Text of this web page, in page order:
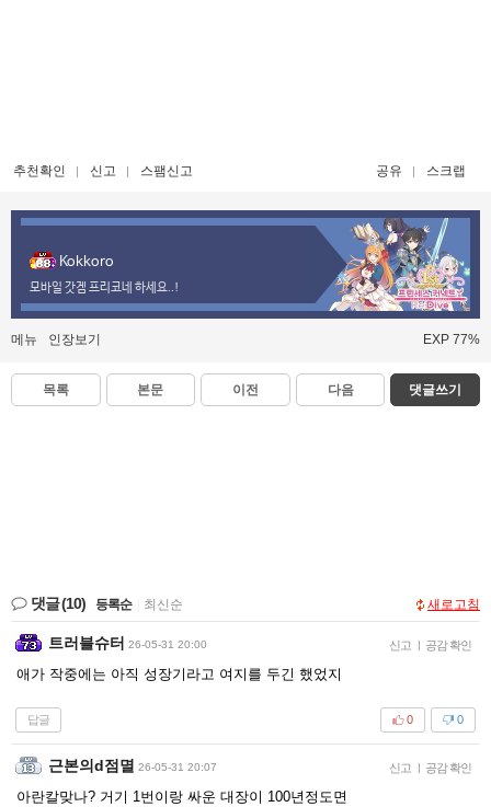
추천확인 신고 스팸신고 공유 스크랩
Kokkoro
모바일 갓겜 프리코네 하세요..!
메뉴 인장보기 EXP 77%
목록 본문 이전 다음 댓글쓰기
댓글(10) 등록순 최신순 새로고침
트러블슈터 26-05-31 20:00 신고 | 공감 확인
애가 작중에는 아직 성장기라고 여지를 두긴 했었지
답글 0
0
근본의d점멸 26-05-31 20:07 신고 | 공감 확인
아란칼맞나? 거기 1번이랑 싸운 대장이 100년정도면